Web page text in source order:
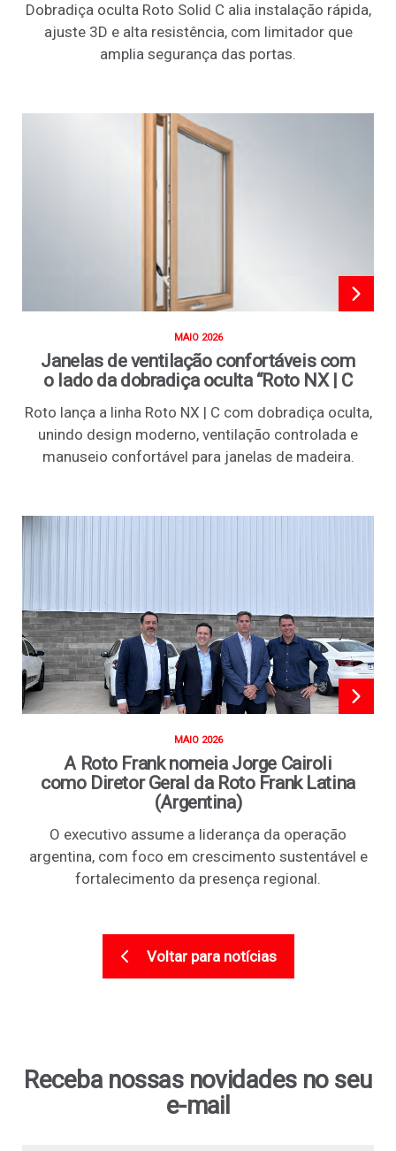
Dobradiça oculta Roto Solid C alia instalação rápida,
ajuste 3D e alta resistência, com limitador que
amplia segurança das portas.
MAIO 2026
Janelas de ventilação confortáveis com
o lado da dobradiça oculta “Roto NX | C
Roto lança a linha Roto NX | C com dobradiça oculta,
unindo design moderno, ventilação controlada e
manuseio confortável para janelas de madeira.
MAIO 2026
A Roto Frank nomeia Jorge Cairoli
como Diretor Geral da Roto Frank Latina
(Argentina)
O executivo assume a liderança da operação
argentina, com foco em crescimento sustentável e
fortalecimento da presença regional.
Voltar para notícias
Receba nossas novidades no seu
e-mail